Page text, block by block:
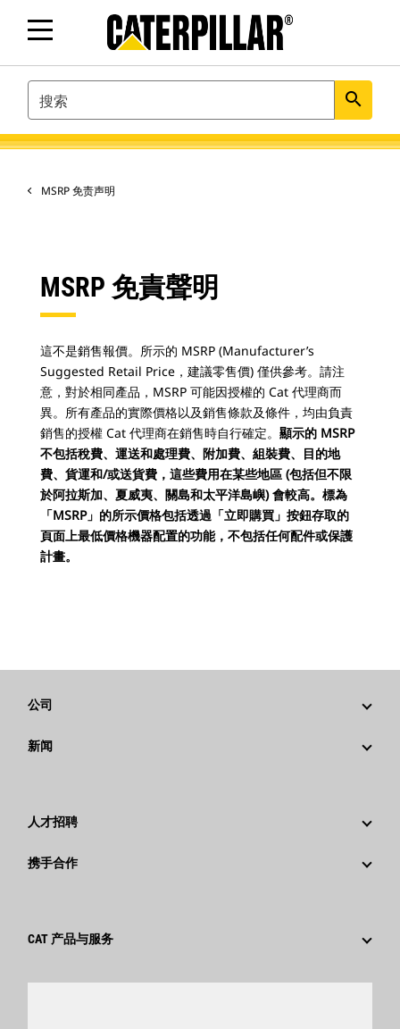
SEARCH search
MSRP 免责声明
MSRP 免責聲明
這不是銷售報價。所示的 MSRP (Manufacturer’s
Suggested Retail Price，建議零售價) 僅供參考。請注
意，對於相同產品，MSRP 可能因授權的 Cat 代理商而
異。所有產品的實際價格以及銷售條款及條件，均由負責
銷售的授權 Cat 代理商在銷售時自行確定。 顯示的 MSRP
不包括稅費、運送和處理費、附加費、組裝費、目的地
費、貨運和/或送貨費，這些費用在某些地區 (包括但不限
於阿拉斯加、夏威夷、關島和太平洋島嶼) 會較高。標為
「MSRP」的所示價格包括透過「立即購買」按鈕存取的
頁面上最低價格機器配置的功能，不包括任何配件或保護
計畫。
公司
战略
卡特彼勒 基金会
行为准则
创新
新闻
社交媒体
人才招聘
为什么选择卡特彼勒？
搜索和申请
携手合作
供应商
CAT 产品与服务